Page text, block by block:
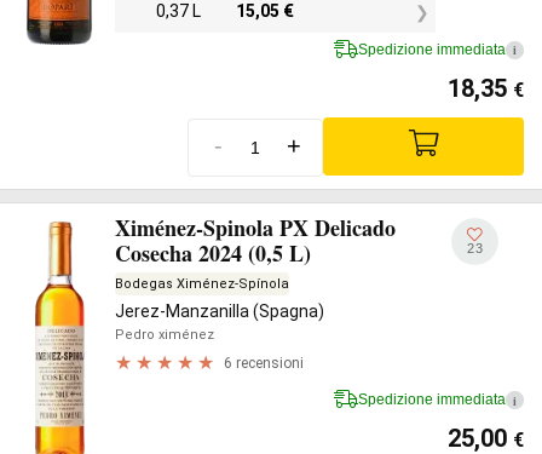
0,37 L 15,05 €
Spedizione immediata i
18,35 €
- +
Ximénez-Spinola PX Delicado
Cosecha 2024 (0,5 L)
Bodegas Ximénez-Spínola
Jerez-Manzanilla (Spagna)
Pedro ximénez
6 recensioni
23
Spedizione immediata i
25,00 €